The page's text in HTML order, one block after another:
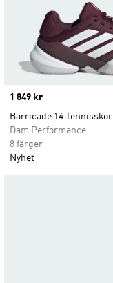
Price
1 849 kr
Barricade 14 Tennisskor
Dam Performance
8 färger
Nyhet